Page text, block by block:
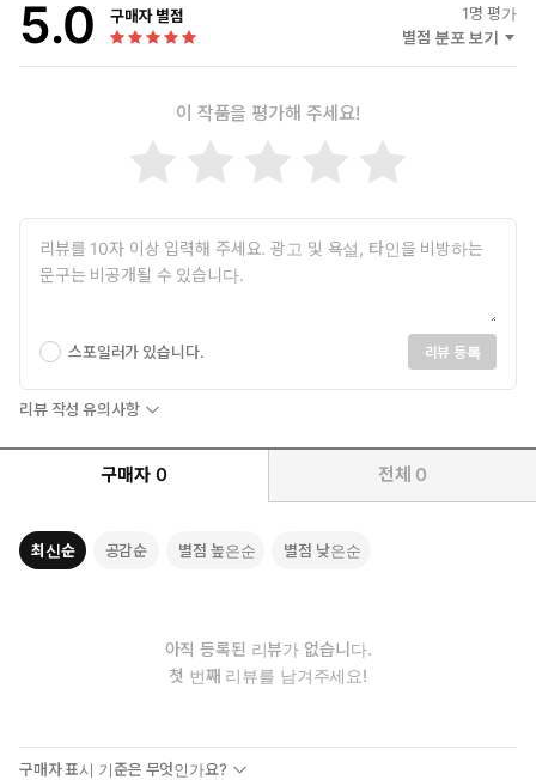
5.0 구매자 별점 1명 평가
별점 분포 보기
이 작품을 평가해 주세요!
스포일러가 있습니다. 리뷰 등록
리뷰 작성 유의사항
구매자 0 전체 0
최신순 공감순 별점 높은순 별점 낮은순
아직 등록된 리뷰가 없습니다.
첫 번째 리뷰를 남겨주세요!
구매자 표시 기준은 무엇인가요?